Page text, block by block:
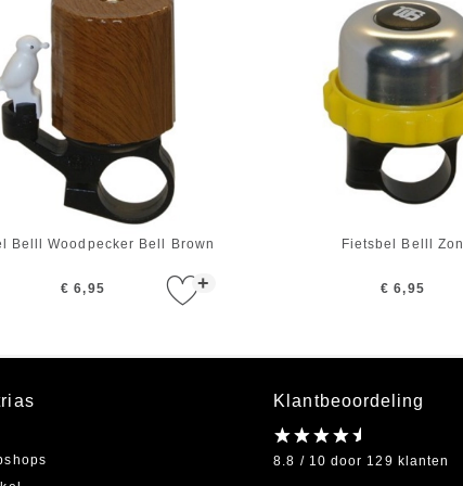
+
Belll Woodpecker Bell Brown
€ 6,95
Fietsbel Belll Zon
€ 6,95
Klantbeoordeling
8.8 / 10 door 129 klanten